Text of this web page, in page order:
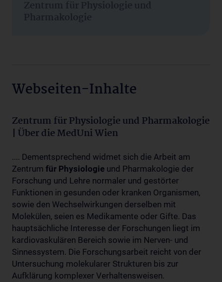
Zentrum für Physiologie und
Pharmakologie
Webseiten-Inhalte
Zentrum für Physiologie und Pharmakologie
| Über die MedUni Wien
.... Dementsprechend widmet sich die Arbeit am
Zentrum für Physiologie und Pharmakologie der
Forschung und Lehre normaler und gestörter
Funktionen in gesunden oder kranken Organismen,
sowie den Wechselwirkungen derselben mit
Molekülen, seien es Medikamente oder Gifte. Das
hauptsächliche Interesse der Forschungen liegt im
kardiovaskulären Bereich sowie im Nerven- und
Sinnessystem. Die Forschungsarbeit reicht von der
Untersuchung molekularer Strukturen bis zur
Aufklärung komplexer Verhaltensweisen.